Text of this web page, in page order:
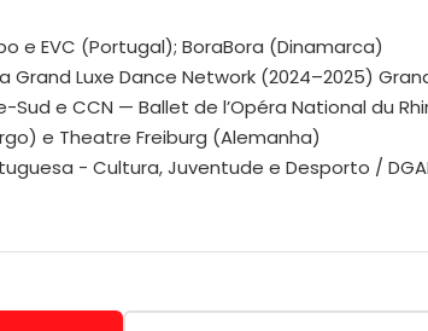
e EVC (Portugal); BoraBora (Dinamarca)
Luxe Dance Network (2024–2025)
Sud e CCN — Ballet de l’Opéra National du
e Theatre Freiburg (Alemanha)
- Cultura, Juventude e Desporto /